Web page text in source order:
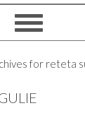
for reteta